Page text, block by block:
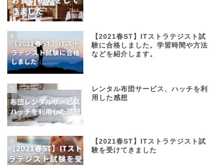
4
【2021春ST】ITストラテジスト試
験に合格しました。学習時間や方法
などを紹介します。
5
レンタル布団サービス、ハッチを利
用した感想
6
【2021春ST】ITストラテジスト試
験を受けてきました